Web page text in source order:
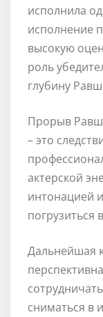
исполнила
исполнение
высокую
роль
глубину
Прорыв
– это
актерской
интонацией
погрузиться
Дальнейшая
сниматься в